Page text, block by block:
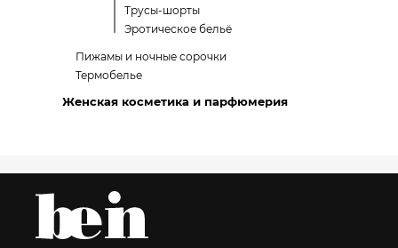
Трусы-шорты
Эротическое бельё
Пижамы и ночные сорочки
Термобелье
Женская косметика и парфюмерия